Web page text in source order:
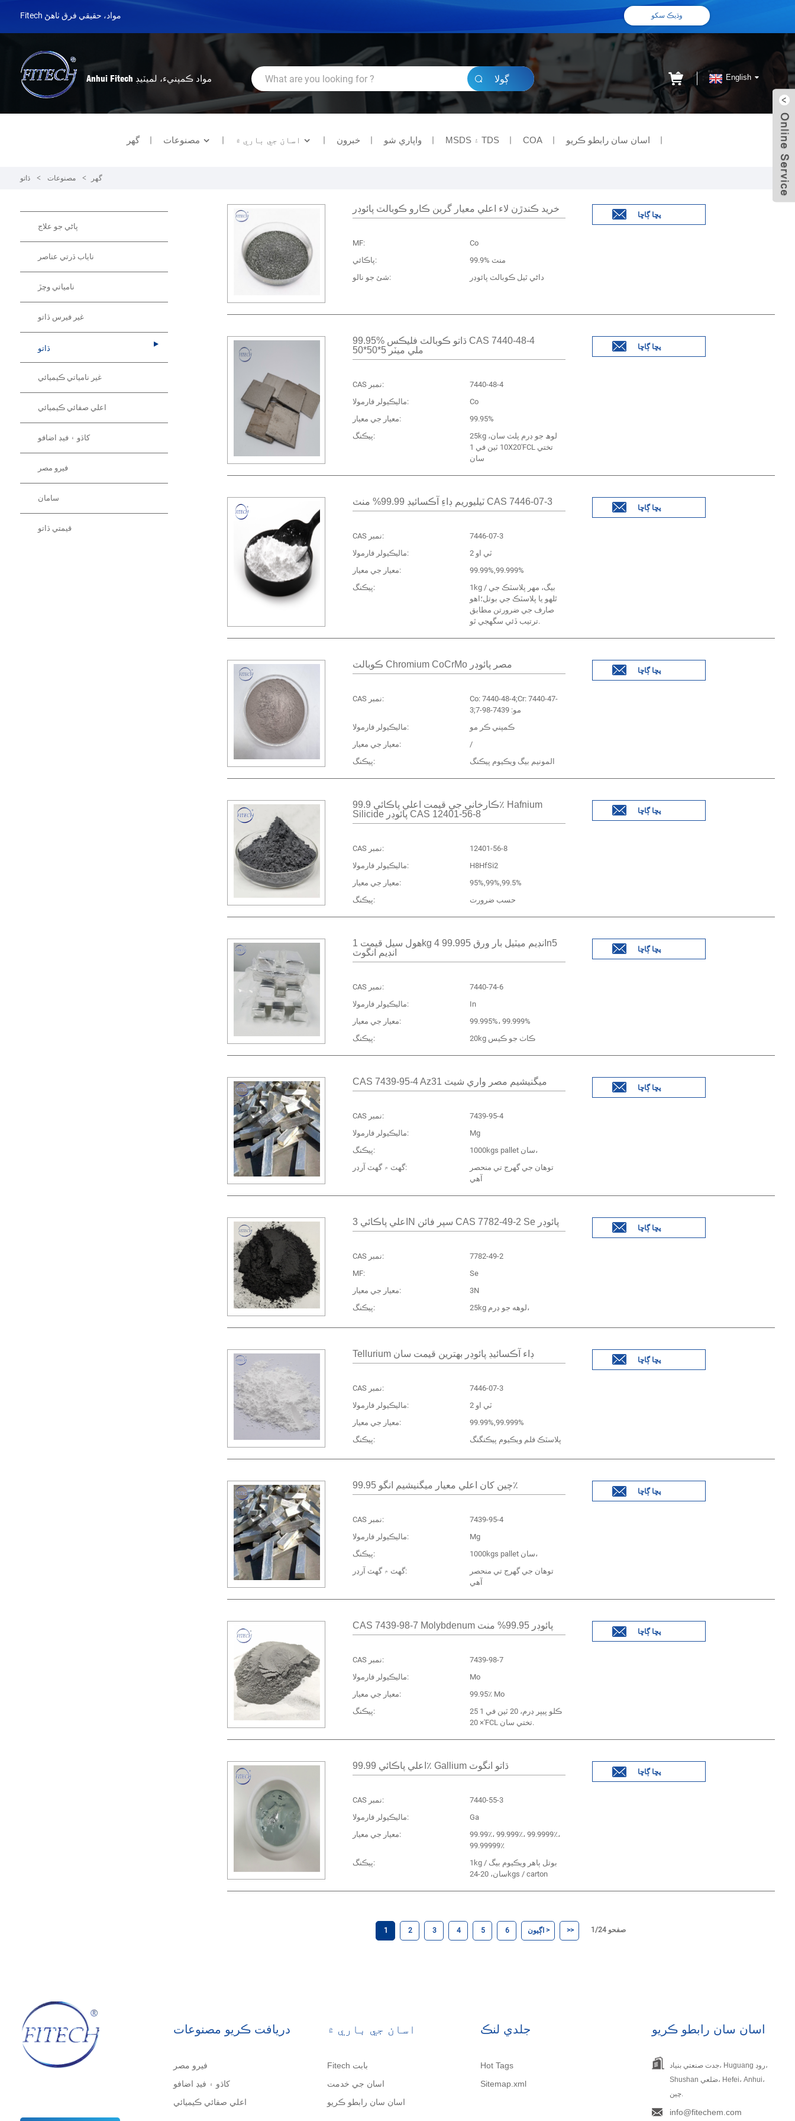
Fitech مواد، حقيقي فرق ٺاهڻ وڌيڪ سکو
Anhui Fitech مواد ڪمپنيء، لميٽيڊ ڳولا English
گهر مصنوعات اسان جي باري ۾ خبرون واپاري شو MSDS ۽ TDS COA اسان سان رابطو ڪريو
گهر مصنوعات ڌاتو
پاڻي جو علاج
ناياب ڌرتي عناصر
نامياتي وچڙ
غير فيرس ڌاتو
ڌاتو
غير نامياتي ڪيميائي
اعلي صفائي ڪيميائي
کاڌو ۽ فيڊ اضافو
فيرو مصر
سامان
قيمتي ڌاتو
خريد ڪندڙن لاء اعلي معيار گرين ڪارو ڪوبالٽ پائوڊر
MF:
Co
پاڪائي:
99.9% منٽ
شئ جو نالو:
داڻي ٿيل ڪوبالٽ پائوڊر
پڇا ڳاڇا
99.95% ڌاتو ڪوبالٽ فليڪس CAS 7440-48-4
50*50*5 ملي ميٽر
CAS نمبر:
7440-48-4
ماليڪيولر فارمولا:
Co
معيار جي معيار:
99.95%
پيڪنگ:
25kg لوھ جو ڊرم پلٽ سان،
10 ٽين في 1X20'FCL تختي
سان
پڇا ڳاڇا
ٽيليوريم ڊاءِ آڪسائيڊ 99.99% منٽ CAS 7446-07-3
CAS نمبر:
7446-07-3
ماليڪيولر فارمولا:
ٽي او 2
معيار جي معيار:
99.99%,99.999%
پيڪنگ:
1kg / بيگ، مهر پلاسٽڪ جي
ٿلهو يا پلاسٽڪ جي بوتل؛اهو
صارف جي ضرورتن مطابق
ترتيب ڏئي سگهجي ٿو.
پڇا ڳاڇا
ڪوبالٽ Chromium CoCrMo مصر پائوڊر
CAS نمبر:
Co: 7440-48-4;Cr: 7440-47-
3;مو: 7439-98-7
ماليڪيولر فارمولا:
ڪمپني ڪر مو
معيار جي معيار:
/
پيڪنگ:
المونيم بيگ ويڪيوم پيڪنگ
پڇا ڳاڇا
ڪارخاني جي قيمت اعلي پاڪائي 99.9٪ Hafnium
Silicide پائوڊر CAS 12401-56-8
CAS نمبر:
12401-56-8
ماليڪيولر فارمولا:
H8HfSi2
معيار جي معيار:
95%,99%,99.5%
پيڪنگ:
حسب ضرورت
پڇا ڳاڇا
هول سيل قيمت 1kg انڊيم ميٽيل بار ورق 99.995 4n5
انڊيم انگوٽ
CAS نمبر:
7440-74-6
ماليڪيولر فارمولا:
In
معيار جي معيار:
99.995%، 99.999%
پيڪنگ:
20kg ڪاٺ جو ڪيس
پڇا ڳاڇا
CAS 7439-95-4 Az31 ميگنيشيم مصر واري شيٽ
CAS نمبر:
7439-95-4
ماليڪيولر فارمولا:
Mg
پيڪنگ:
1000kgs pallet سان،
گھٽ ۾ گھٽ آرڊر:
توهان جي گهرج تي منحصر
آهي
پڇا ڳاڇا
اعلي پاڪائي 3N سپر فائن CAS 7782-49-2 Se پائوڊر
CAS نمبر:
7782-49-2
MF:
Se
معيار جي معيار:
3N
پيڪنگ:
25kg لوهه جو ڊرم،
پڇا ڳاڇا
Tellurium ڊاء آڪسائيڊ پائوڊر بهترين قيمت سان
CAS نمبر:
7446-07-3
ماليڪيولر فارمولا:
ٽي او 2
معيار جي معيار:
99.99%,99.999%
پيڪنگ:
پلاسٽڪ فلم ويڪيوم پيڪنگنگ
پڇا ڳاڇا
چين کان اعلي معيار ميگنيشيم انگو 99.95٪
CAS نمبر:
7439-95-4
ماليڪيولر فارمولا:
Mg
پيڪنگ:
1000kgs pallet سان،
گھٽ ۾ گھٽ آرڊر:
توهان جي گهرج تي منحصر
آهي
پڇا ڳاڇا
CAS 7439-98-7 Molybdenum پائوڊر 99.95% منٽ
CAS نمبر:
7439-98-7
ماليڪيولر فارمولا:
Mo
معيار جي معيار:
99.95٪ Mo
پيڪنگ:
25 ڪلو پيپر ڊرم، 20 ٽين في 1
× 20'FCL تختي سان.
پڇا ڳاڇا
اعلي پاڪائي 99.99٪ Gallium ڌاتو انگوٽ
CAS نمبر:
7440-55-3
ماليڪيولر فارمولا:
Ga
معيار جي معيار:
99.99٪، 99.999٪، 99.9999٪،
99.99999٪
پيڪنگ:
1kg / بوتل ٻاهر ويڪيوم بيگ
سان، 20-24kgs / carton
پڇا ڳاڇا
1 2 3 4 5 6 اڳيون > >> صفحو 1/24
دريافت ڪريو مصنوعات
فيرو مصر
کاڌو ۽ فيڊ اضافو
اعلي صفائي ڪيميائي
اسان جي باري ۾
Fitech بابت
اسان جي خدمت
اسان سان رابطو ڪريو
جلدي لنڪ
Hot Tags
Sitemap.xml
اسان سان رابطو ڪريو
جدت صنعتي بنياد، Huguang روڊ،
Shushan ضلعي، Hefei، Anhui،
چين.
info@fitechem.com